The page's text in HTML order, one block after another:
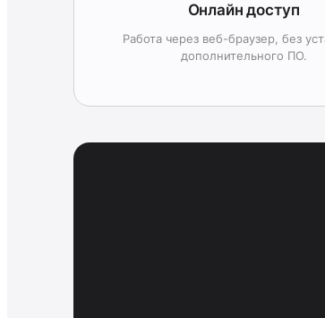
Онлайн доступ
Работа через веб-браузер, без
дополнительного ПО.